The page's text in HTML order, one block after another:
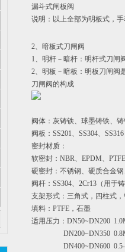
漏斗式闸板阀
说明：以上全部为明板式，
2、暗板式刀闸阀
1、明杆－暗杆：明杆式刀闸
2、明板－暗板：明板刀闸阀
刀闸阀的构成
阀体：灰铸铁、球墨铸铁、
阀板：SS201、SS304、
密封材质：
软密封：NBR、EPDM、
硬密封：不锈钢、硬质合金
阀杆：SS304、2Cr13（用于
支架形式：三角式，四柱式
填料：PTFE，石墨
适用压力：DN50~DN200
DN200~DN350
DN400~DN600  0.5-